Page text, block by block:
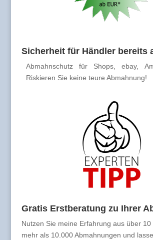
Sicherheit für Händler bereits
Abmahnschutz für Shops, ebay,
Riskieren Sie keine teure Abmahnung!
Gratis Erstberatung zu Ihrer
Nutzen Sie meine Erfahrung aus über
mehr als 10.000 Abmahnungen und